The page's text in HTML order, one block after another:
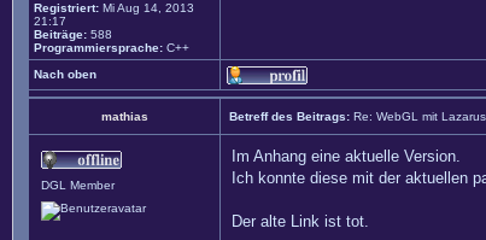
Registriert: Mi Aug 14, 2013
21:17
Beiträge: 588
Programmiersprache: C++
Nach oben
mathias Betreff des Beitrags: Re: WebGL mit Lazarus
DGL Member
Im Anhang eine aktuelle Version.
Ich konnte diese mit der aktuellen
Der alte Link ist tot.